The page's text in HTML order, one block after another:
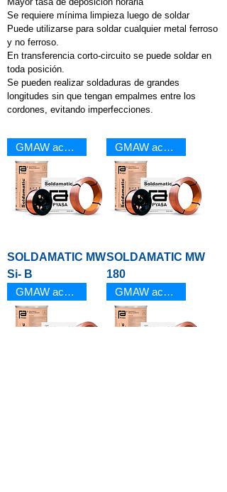
Se requiere mínima limpieza luego de soldar
Puede utilizarse para soldar cualquier metal ferroso
y no ferroso.
En transferencia corto-circuito se puede soldar en
toda posición.
Se pueden realizar soldaduras de grandes
longitudes sin que tengan empalmes entre los
cordones, evitando imperfecciones.
GMAW acero al carbón
SOLDAMATIC MW
Si- B
GMAW acero al carbón
SOLDAMATIC MW
180
GMAW acero al carbón
GMAW acero al carbón